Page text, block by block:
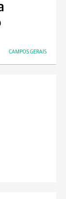
CAMPOS GERAIS